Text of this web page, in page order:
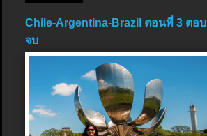
Chile-Argentina-Brazil ตอนที่ 3 ตอบ
จบ